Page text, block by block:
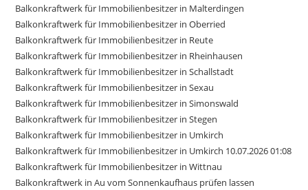
Balkonkraftwerk für Immobilienbesitzer in Malterdingen
Balkonkraftwerk für Immobilienbesitzer in Oberried
Balkonkraftwerk für Immobilienbesitzer in Reute
Balkonkraftwerk für Immobilienbesitzer in Rheinhausen
Balkonkraftwerk für Immobilienbesitzer in Schallstadt
Balkonkraftwerk für Immobilienbesitzer in Sexau
Balkonkraftwerk für Immobilienbesitzer in Simonswald
Balkonkraftwerk für Immobilienbesitzer in Stegen
Balkonkraftwerk für Immobilienbesitzer in Umkirch
Balkonkraftwerk für Immobilienbesitzer in Umkirch 10.07.2026 01:08
Balkonkraftwerk für Immobilienbesitzer in Wittnau
Balkonkraftwerk in Au vom Sonnenkaufhaus prüfen lassen